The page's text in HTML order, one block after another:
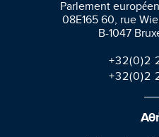
Parlement
08E165 60, rue
B-1047
+32(0)2
+32(0)2